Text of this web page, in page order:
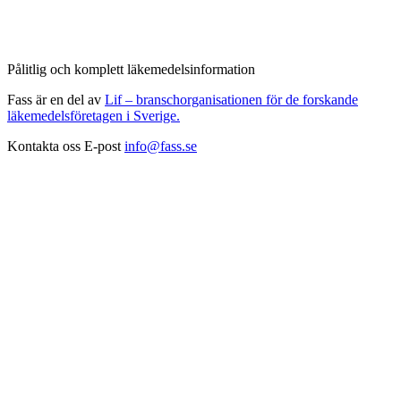
Pålitlig och komplett läkemedelsinformation
Fass är en del av Lif – branschorganisationen för de forskande
läkemedelsföretagen i Sverige.
Kontakta oss E-post info@fass.se